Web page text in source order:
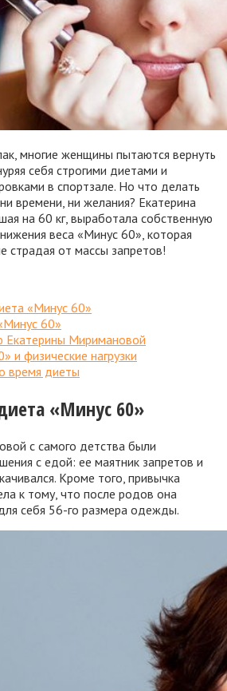
многие женщины пытаются вернуть
себя строгими диетами и
в спортзале. Но что делать
времени, ни желания? Екатерина
на 60 кг, выработала собственную
веса «Минус 60», которая
страдая от массы запретов!
«Минус 60»
60»
Екатерины Миримановой
и физические нагрузки
время диеты
«Минус 60»
с самого детства были
с едой: ее маятник запретов и
Кроме того, привычка
к тому, что после родов она
себя 56-го размера одежды.